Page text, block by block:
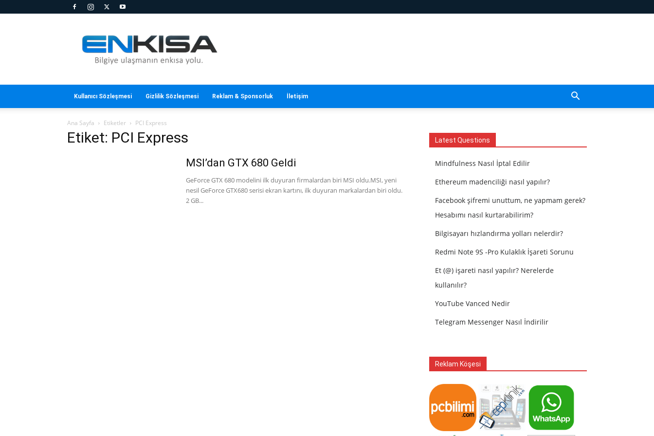
Kısa
Kullanıcı Sözleşmesi Gizlilik Sözleşmesi Reklam & Sponsorluk İletişim
Ana Sayfa Etiketler PCI Express
Etiket: PCI Express
MSI’dan GTX 680 Geldi
GeForce GTX 680 modelini ilk duyuran firmalardan biri MSI oldu.MSI, yeni
nesil GeForce GTX680 serisi ekran kartını, ilk duyuran markalardan biri oldu.
2 GB...
Latest Questions
Mindfulness Nasıl İptal Edilir
Ethereum madenciliği nasıl yapılır?
Facebook şifremi unuttum, ne yapmam gerek?
Hesabımı nasıl kurtarabilirim?
Bilgisayarı hızlandırma yolları nelerdir?
Redmi Note 9S -Pro Kulaklık İşareti Sorunu
Et (@) işareti nasıl yapılır? Nerelerde
kullanılır?
YouTube Vanced Nedir
Telegram Messenger Nasıl İndirilir
Reklam Köşesi